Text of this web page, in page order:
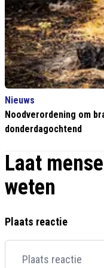
Nieuws
Noodverordening om
donderdagochtend
Laat
weten
Plaats reactie